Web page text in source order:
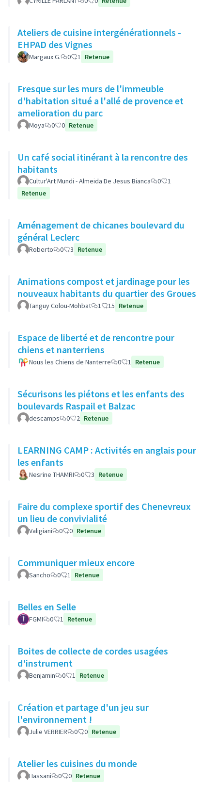
Ateliers de cuisine intergénérationnels -
EHPAD des Vignes
Margaux G. 0 1 Retenue
Fresque sur les murs de l'immeuble
d'habitation situé a l'allé de provence et
amelioration du parc
Moya 0 0 Retenue
Un café social itinérant à la rencontre des
habitants
Cultur'Art Mundi - Almeida De Jesus Bianca 0
1
Retenue
Aménagement de chicanes boulevard du
général Leclerc
Roberto 0 3 Retenue
Animations compost et jardinage pour les
nouveaux habitants du quartier des Groues
Tanguy Colou-Mohbat 1 15 Retenue
Espace de liberté et de rencontre pour
chiens et nanterriens
Nous les Chiens de Nanterre 0 1 Retenue
Sécurisons les piétons et les enfants des
boulevards Raspail et Balzac
descamps 0 2 Retenue
LEARNING CAMP : Activités en anglais pour
les enfants
Nesrine THAMRI 0 3 Retenue
Faire du complexe sportif des Chenevreux
un lieu de convivialité
Valigiani 0 0 Retenue
Communiquer mieux encore
Sancho 0 1 Retenue
Belles en Selle
FGMI 0 1 Retenue
Boites de collecte de cordes usagées
d'instrument
Benjamin 0 1 Retenue
Création et partage d'un jeu sur
l'environnement !
Julie VERRIER 0 0 Retenue
Atelier les cuisines du monde
Hassani 0 0 Retenue